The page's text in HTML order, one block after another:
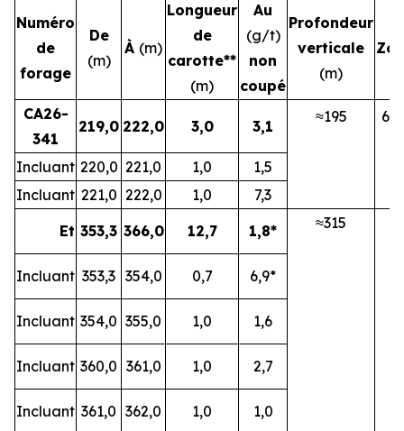
Numéro
de
forage
De
(m)
À (m)
Longueur
de
carotte**
(m)
Au
(g/t)
non
coupé
Profondeur
verticale
(m)
CA26-
341
219,0 222,0 3,0 3,1
≈195
Incluant 220,0 221,0 1,0
1,5
Incluant 221,0 222,0 1,0
7,3
Et 353,3 366,0 12,7 1,8* ≈315
Incluant 353,3 354,0 0,7 6,9*
Incluant 354,0 355,0 1,0 1,6
Incluant 360,0 361,0 1,0 2,7
Incluant 361,0 362,0 1,0 1,0